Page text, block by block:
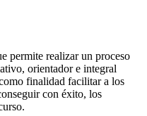
permite realizar un proceso
orientador e integral
finalidad facilitar a los
con éxito, los